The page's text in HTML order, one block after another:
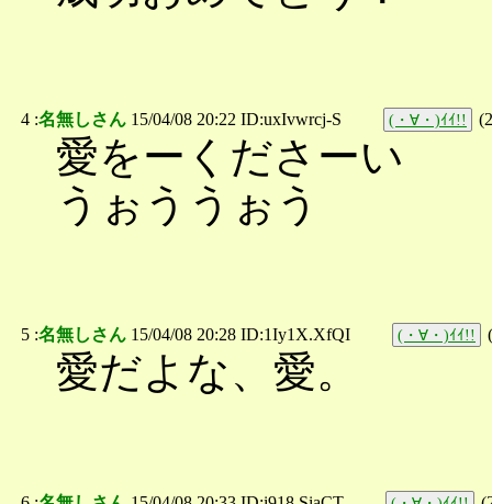
4 :名無しさん 15/04/08 20:22 ID:uxIvwrcj-S (・∀・)ｲｲ!! (2
愛をーくださーい
うぉううぉう
5 :名無しさん 15/04/08 20:28 ID:1Iy1X.XfQI (・∀・)ｲｲ!! (
愛だよな、愛。